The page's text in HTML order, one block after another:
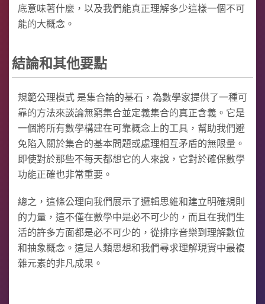
底意味著什麼，以及我們能真正理解多少這樣一個不可
能的大概念。
結論和其他要點
規範公理模式 是集合論的基石，為數學家提供了一種可
靠的方法來談論無窮集合並定義集合的真正含義。它是
一個將所有數學構建在可靠概念上的工具，幫助我們避
免陷入關於集合的基本問題或處理相互矛盾的無限量。
即使對於那些不每天都想它的人來說，它對於確保數學
功能正確也非常重要。
總之，這條公理向我們展示了邏輯思維和建立明確規則
的力量，這不僅在數學中是必不可少的，而且在我們生
活的許多方面都是必不可少的，從排序音樂到理解數位
和抽象概念。這是人類思想和我們尋求理解現實中最複
雜元素的非凡成果。